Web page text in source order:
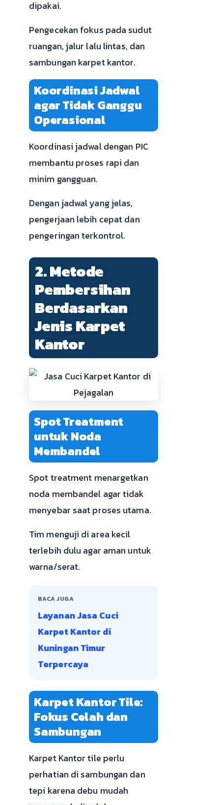
dipakai.
Pengecekan fokus pada sudut
ruangan, jalur lalu lintas, dan
sambungan karpet kantor.
Koordinasi Jadwal
agar Tidak Ganggu
Operasional
Koordinasi jadwal dengan PIC
membantu proses rapi dan
minim gangguan.
Dengan jadwal yang jelas,
pengerjaan lebih cepat dan
pengeringan terkontrol.
2. Metode
Pembersihan
Berdasarkan
Jenis Karpet
Kantor
Spot Treatment
untuk Noda
Membandel
Spot treatment menargetkan
noda membandel agar tidak
menyebar saat proses utama.
Tim menguji di area kecil
terlebih dulu agar aman untuk
warna/serat.
BACA JUGA
Layanan Jasa Cuci
Karpet Kantor di
Kuningan Timur
Terpercaya
Karpet Kantor Tile:
Fokus Celah dan
Sambungan
Karpet Kantor tile perlu
perhatian di sambungan dan
tepi karena debu mudah